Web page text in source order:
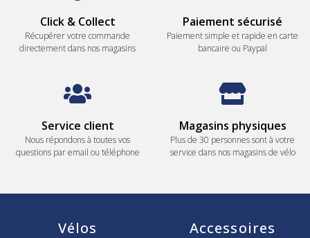
Click & Collect
Récupérer votre commande
directement dans nos magasins
Paiement sécurisé
Paiement simple et rapide en carte
bancaire ou Paypal
Service client
Nous répondons à toutes vos
questions par email ou téléphone
Magasins physiques
Plus de 30 personnes sont à votre
service dans nos magasins de vélo
Vélos Accessoires